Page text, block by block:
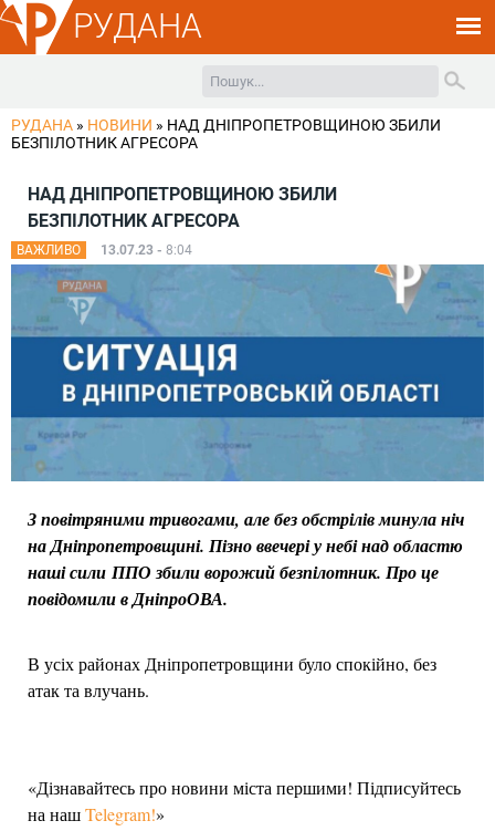
РУДАНА
РУДАНА » НОВИНИ » НАД ДНІПРОПЕТРОВЩИНОЮ ЗБИЛИ
БЕЗПІЛОТНИК АГРЕСОРА
НАД ДНІПРОПЕТРОВЩИНОЮ ЗБИЛИ
БЕЗПІЛОТНИК АГРЕСОРА
ВАЖЛИВО 13.07.23 - 8:04
З повітряними тривогами, але без обстрілів минула ніч
на Дніпропетровщині. Пізно ввечері у небі над областю
наші сили ППО збили ворожий безпілотник. Про це
повідомили в ДніпроОВА.
В усіх районах Дніпропетровщини було спокійно, без
атак та влучань.
«Дізнавайтесь про новини міста першими! Підписуйтесь
на нашTelegram!»